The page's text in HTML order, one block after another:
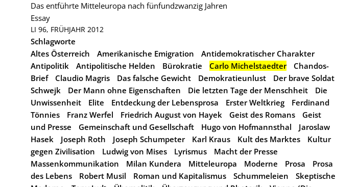
Das entführte Mitteleuropa nach fünfundzwanzig Jahren
Essay
LI 96, FRÜHJAHR 2012
Schlagworte
Altes Österreich
Amerikanische Emigration
Antidemokratischer Charakter
Antipolitik
Antipolitische Helden Bürokratie Carlo Michelstaedter
Chandos-
Brief
Claudio Magris Das falsche Gewicht Demokratieunlust
Der brave Soldat
Schwejk
Der Mann ohne Eigenschaften Die letzten Tage der Menschheit
Die
Unwissenheit
Elite Entdeckung der Lebensprosa Erster Weltkrieg
Ferdinand
Tönnies
Franz Werfel Friedrich August von Hayek Geist des Romans
Geist
und Presse
Gemeinschaft und Gesellschaft Hugo von Hofmannsthal
Jaroslaw
Hasek
Joseph Roth Joseph Schumpeter Karl Kraus Kult des Marktes
Kultur
gegen Zivilisation
Ludwig von Mises Lyrismus
Macht der Presse
Massenkommunikation
Milan Kundera Mitteleuropa Moderne Prosa
Prosa
des Lebens
Robert Musil Roman und Kapitalismus Schummeleien
Skeptische